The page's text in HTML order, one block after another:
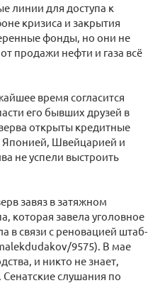
линии для доступа к
кризиса и закрытия
фонды, но они не
продажи нефти и газа всё
время согласится
его бывших друзей в
открыты кредитные
Японией, Швейцарией и
не успели выстроить
завяз в затяжном
которая завела уголовное
в связи с реновацией штаб-
9575). В мае
и никто не знает,
слушания по